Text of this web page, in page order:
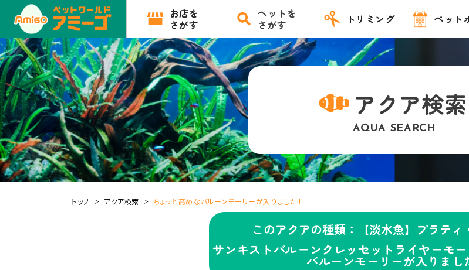
お店を
さがす
ペットを
さがす
トリミング ペット
アクア検索
AQUA SEARCH
トップ アクア検索 ちょっと高めなバルーンモーリーが入りました!!
このアクアの種類：【淡水魚】プラティ
サンキストバルーンクレッセットライヤーモ
バルーンモーリーが入りまし